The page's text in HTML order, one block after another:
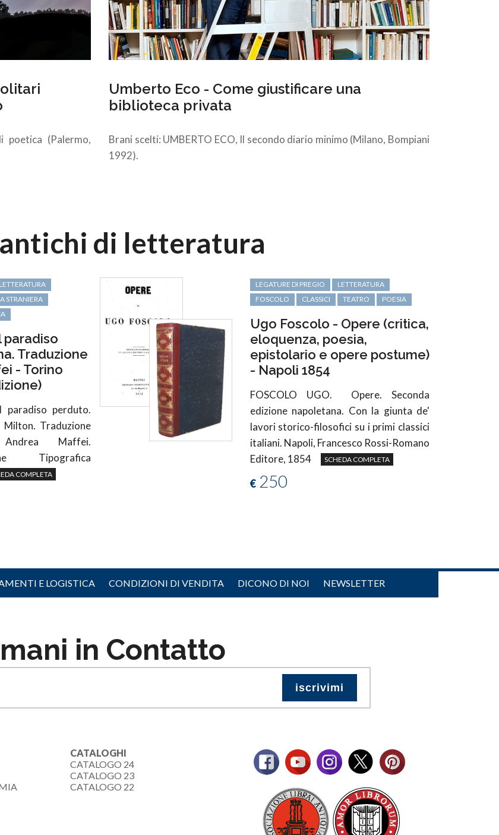
poetica (Palermo,
Umberto Eco - Come giustificare una
biblioteca privata
Brani scelti: UMBERTO ECO, Il secondo diario minimo (Milano, Bompiani
1992).
di letteratura
LETTERATURA
STRANIERA
paradiso
Traduzione
- Torino
paradiso perduto.
Milton. Traduzione
Maffei.
Tipografica
COMPLETA
LEGATURE DI PREGIO
LETTERATURA
FOSCOLO
CLASSICI TEATRO POESIA
Ugo Foscolo - Opere (critica,
eloquenza, poesia,
epistolario e opere postume)
- Napoli 1854
FOSCOLO UGO.
Opere. Seconda
edizione napoletana. Con la giunta de'
lavori storico-filosofici su i primi classici
italiani. Napoli, Francesco Rossi-Romano
Editore, 1854
SCHEDA COMPLETA
€250
E LOGISTICA CONDIZIONI DI VENDITA DICONO DI NOI NEWSLETTER
in Contatto
CATALOGHI
CATALOGO 24
CATALOGO 23
CATALOGO 22